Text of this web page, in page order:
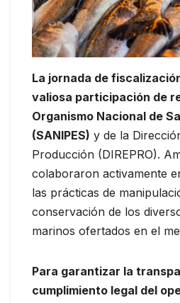
La jornada de
valiosa participación de
Organismo Nacional de
(SANIPES) y de la
Producción (DIREPRO).
colaboraron activamente
las prácticas de
conservación de los
marinos ofertados en el
Para garantizar la
cumplimiento legal del